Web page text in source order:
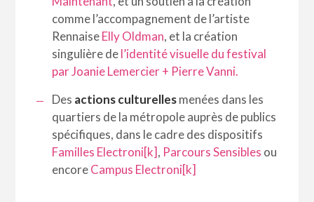
comme l’accompagnement de l’artiste
RennaiseElly Oldman, et la création
singulière del’identité visuelle du festival
par Joanie Lemercier + Pierre Vanni.
Des actions culturellesmenées dans les
quartiers de la métropole auprès de publics
spécifiques, dans le cadre des dispositifs
Familles Electroni[k], Parcours Sensibles ou
encoreCampus Electroni[k]